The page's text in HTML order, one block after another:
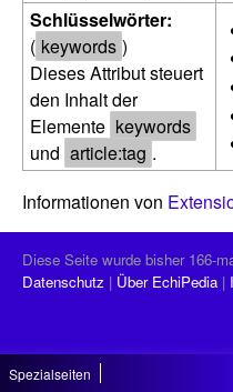
Schlüsselwörter:
( keywords )
Dieses Attribut steuert
den Inhalt der
Elemente keywords
und article:tag .
Informationen von
Diese Seite wurde bisher 166-
Datenschutz
Über EchiPedia
Spezialseiten